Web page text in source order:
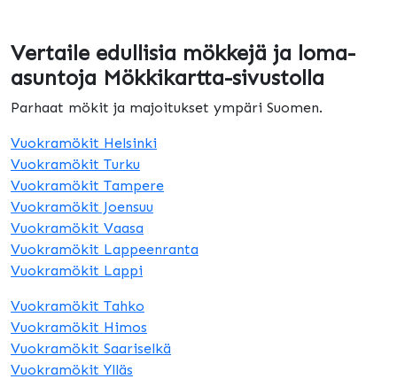
Vertaile edullisia mökkejä ja loma-
asuntoja Mökkikartta-sivustolla
Parhaat mökit ja majoitukset ympäri Suomen.
Vuokramökit Helsinki
Vuokramökit Turku
Vuokramökit Tampere
Vuokramökit Joensuu
Vuokramökit Vaasa
Vuokramökit Lappeenranta
Vuokramökit Lappi
Vuokramökit Tahko
Vuokramökit Himos
Vuokramökit Saariselkä
Vuokramökit Ylläs